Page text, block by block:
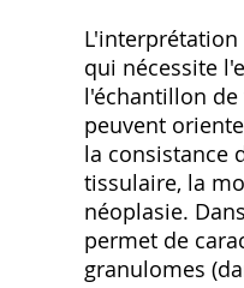
qui nécessite
l'échantillon
peuvent
la consistance
tissulaire‚ la
néoplasie.
permet de
granulomes